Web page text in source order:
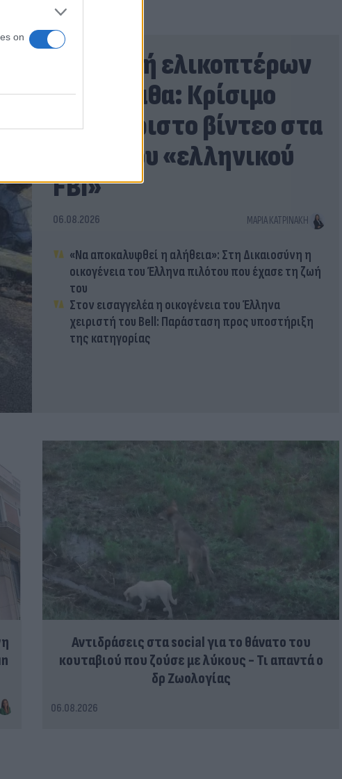
on
Συντριβή ελικοπτέρων
στην Ψάθα: Κρίσιμο
αμοντάριστο βίντεο στα
χέρια του «ελληνικού
FBI»
06.08.2026 ΜΑΡΊΑ ΚΑΤΡΙΝΆΚΗ
«Να αποκαλυφθεί η αλήθεια»: Στη Δικαιοσύνη η
οικογένεια του Έλληνα πιλότου που έχασε τη ζωή
του
Στον εισαγγελέα η οικογένεια του Έλληνα
χειριστή του Bell: Παράσταση προς υποστήριξη
της κατηγορίας
Αντιδράσεις στα social για το θάνατο του
κουταβιού που ζούσε με λύκους - Τι απαντά ο
δρ Ζωολογίας
06.08.2026